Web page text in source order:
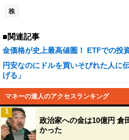
株
■関連記事
金価格が史上最高値圏！ ETFでの投
円安なのにドルを買いそびれた人に
げる」
マネーの達人のアクセスランキング
政治家への金は10億円 倉
かった
1